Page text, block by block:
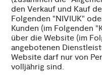
den Verkauf und Kauf
Folgenden "NIVIUK"
Kunden (im Folgenden
über die Website (im
angebotenen
Website darf nur von
volljährig sind.